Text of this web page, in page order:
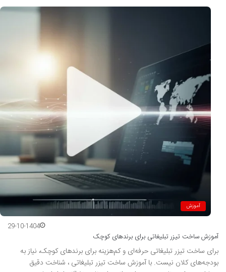
آموزش
29-10-1404
آموزش ساخت تیزر تبلیغاتی برای برندهای کوچک
برای ساخت تیزر تبلیغاتی حرفه‌ای و کم‌هزینه برای برندهای کوچک، نیاز به
بودجه‌های کلان نیست. با آموزش ساخت تیزر تبلیغاتی ، شناخت دقیق